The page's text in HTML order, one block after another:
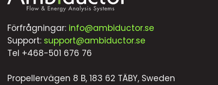
Förfrågningar: info@ambiductor.se
Support: support@ambiductor.se
Tel +468-501 676 76
Propellervägen 8 B, 183 62 TÄBY, Sweden